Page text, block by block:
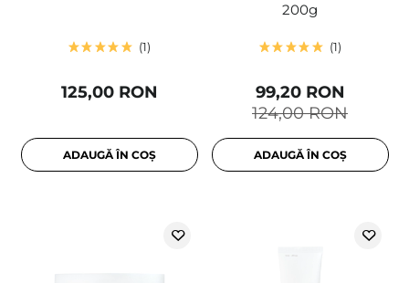
1
125,00 RON
ADAUGĂ ÎN COȘ
200g
1
124,00 RON
99,20 RON
ADAUGĂ ÎN COȘ